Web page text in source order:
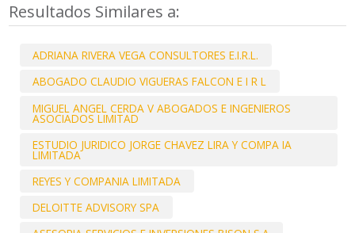
Resultados Similares a:
ADRIANA RIVERA VEGA CONSULTORES E.I.R.L.
ABOGADO CLAUDIO VIGUERAS FALCON E I R L
MIGUEL ANGEL CERDA V ABOGADOS E INGENIEROS
ASOCIADOS LIMITAD
ESTUDIO JURIDICO JORGE CHAVEZ LIRA Y COMPA IA
LIMITADA
REYES Y COMPANIA LIMITADA
DELOITTE ADVISORY SPA